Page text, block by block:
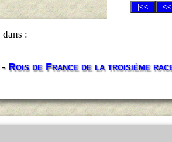
dans :
- Rois de France de la troisième